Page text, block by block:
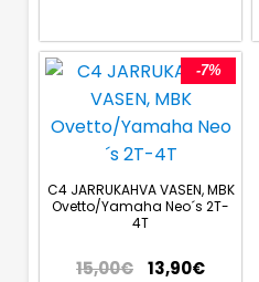
-7%
C4 JARRUKAHVA VASEN, MBK
Ovetto/Yamaha Neo´s 2T-
4T
15,00€ 13,90€